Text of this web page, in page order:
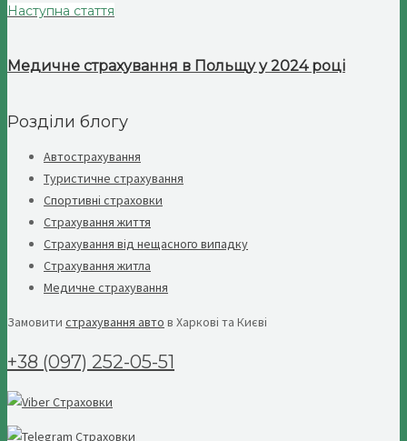
Наступна стаття
Медичне страхування в Польщу у 2024 році
Розділи блогу
Автострахування
Туристичне страхування
Спортивні страховки
Страхування життя
Страхування від нещасного випадку
Страхування житла
Медичне страхування
Замовити страхування авто в Харкові та Києві
+38 (097) 252-05-51